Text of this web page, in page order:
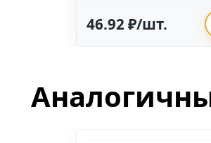
46.92 ₽/шт.